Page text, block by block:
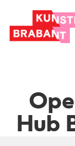
nieuwsbrieven
wie is wie
logo
Hub